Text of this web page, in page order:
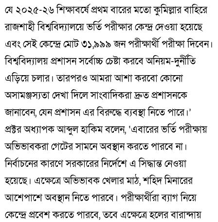
যে ২০২৫-২৬ শিক্ষাবর্ষে প্রথম বারের মতো কুমিল্লার বাহিরে
রাজশাহী বিশ্ববিদ্যালয়ে ভর্তি পরীক্ষার কেন্দ্র দেওয়া হয়েছে
এবং সেই কেন্দ্রে মোট ৩১,৯৯৯ জন পরীক্ষার্থী পরীক্ষা দিবেন।
বিশ্ববিদ্যালয় প্রশাসন সর্বোচ্চ চেষ্টা করবে অনিয়ম-দুর্নীতি
এড়িয়ে চলার। তারপরও আমরা আশা করবো কোনো
অসামঞ্জস্যতা দেখা দিলে সাংবাদিকরা দ্রুত প্রশাসনকে
জানাবেন, যেন প্রশাসন এর বিরুদ্ধে ব্যবস্থা নিতে পারে।’
প্রক্টর অধ্যাপক আব্দুল হাকিম বলেন, ‘এবারের ভর্তি পরীক্ষায়
অভিভাবকরা গেটের সামনে অবস্থান করতে পারবে না।
নির্বাচনের কারণে সরকারের নির্দেশে এ সিদ্ধান্ত নেওয়া
হয়েছে। এক্ষেত্রে অভিভাবক খেলার মাঠ, শহিদ মিনারের
আশেপাশে অবস্থান নিতে পারবে। পরীক্ষার্থীরা ব্যাগ নিয়ে
কেন্দ্রে প্রবেশ করতে পারবে, তবে এক্ষেত্রে হলের বারান্দায়